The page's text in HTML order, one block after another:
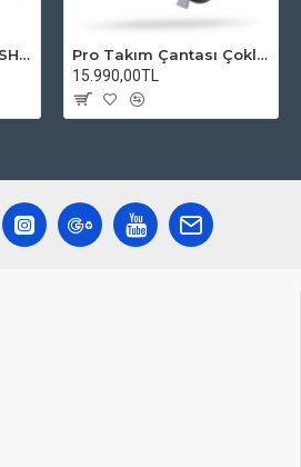
Asistan Askısız Tayt SH20 Pedli Siyah
Pro Takım Çantası Çoklu Tamir Seti
15.990,00TL